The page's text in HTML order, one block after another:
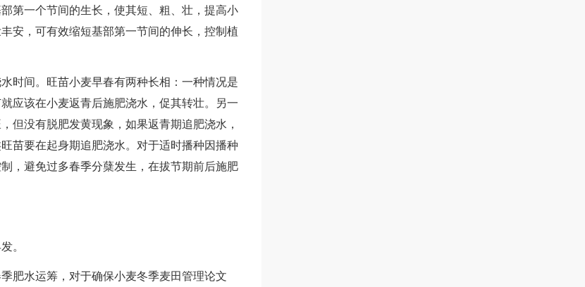
第一个节间的生长，使其短、粗、壮，提高小
安，可有效缩短基部第一节间的伸长，控制植
间。旺苗小麦早春有两种长相：一种情况是
应该在小麦返青后施肥浇水，促其转壮。另一
但没有脱肥发黄现象，如果返青期追肥浇水，
苗要在起身期追肥浇水。对于适时播种因播种
，避免过多春季分蘖发生，在拔节期前后施肥
。
水运筹，对于确保小麦冬季麦田管理论文